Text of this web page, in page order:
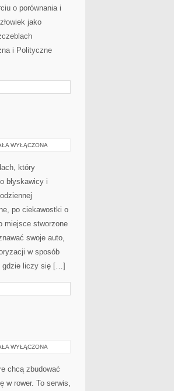
o porównania i
jako
i Polityczne
WYŁĄCZONA
który
błyskawicy i
po ciekawostki o
miejsce stworzone
swoje auto,
w sposób
gdzie liczy się […]
WYŁĄCZONA
chcą zbudować
w rower. To serwis,